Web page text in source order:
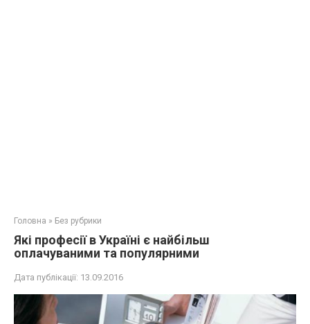
Головна » Без рубрики
Які професії в Україні є найбільш
оплачуваними та популярними
Дата публікації: 13.09.2016